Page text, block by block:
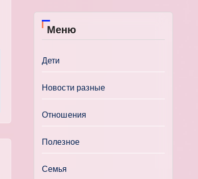
Меню
Дети
Новости разные
Отношения
Полезное
Семья